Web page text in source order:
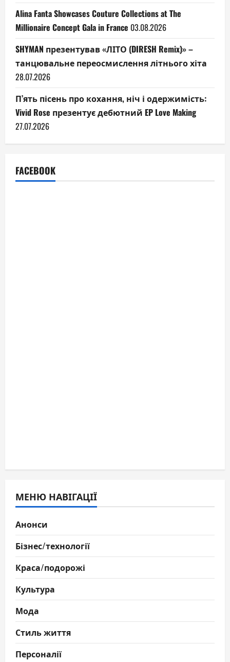
Alina Fanta Showcases Couture Collections at The
Millionaire Concept Gala in France 03.08.2026
SHYMAN презентував «ЛІТО (DIRESH Remix)» –
танцювальне переосмислення літнього хіта
28.07.2026
П’ять пісень про кохання, ніч і одержимість:
Vivid Rose презентує дебютний EP Love Making
27.07.2026
FACEBOOK
МЕНЮ НАВІГАЦІЇ
Анонси
Бізнес/технології
Краса/подорожі
Культура
Мода
Стиль життя
Персоналії